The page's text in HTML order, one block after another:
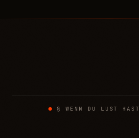
§ WENN DU LUST HAST